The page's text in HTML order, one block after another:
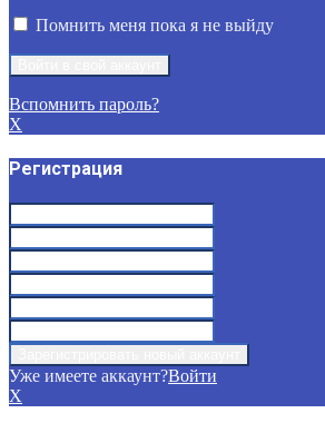
Помнить меня пока я не выйду
Вспомнить пароль?
X
Регистрация
Уже имеете аккаунт?Войти
X